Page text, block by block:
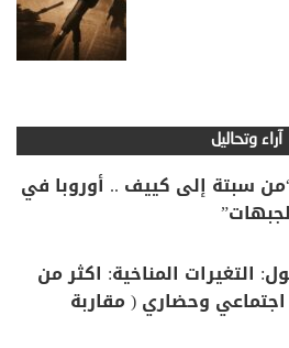
آراء وتحاليل
سبتة إلى كييف .. أوروبا في
التغيرات المناخية: اكثر من
وحضاري ( مقاربة